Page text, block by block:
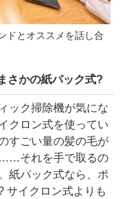
ドとオススメを話し合
さかの紙パック式?
ック掃除機が気にな
クロン式を使ってい
すごい量の髪の毛が
……それを手で取るの
紙パック式なら、ポ
サイクロン式よりも